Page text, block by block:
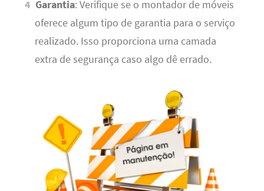
Garantia: Verifique se o montador de móveis
oferece algum tipo de garantia para o serviço
realizado. Isso proporciona uma camada
extra de segurança caso algo dê errado.